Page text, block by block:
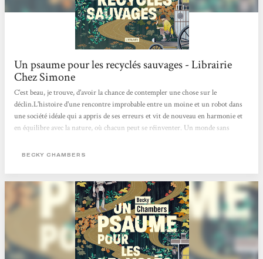
Un psaume pour les recyclés sauvages - Librairie
Chez Simone
C'est beau, je trouve, d'avoir la chance de contempler une chose sur le
déclin.L'histoire d'une rencontre improbable entre un moine et un robot dans
une société idéale qui a appris de ses erreurs et vit de nouveau en harmonie et
en équilibre avec la nature, où chacun peut se réinventer. Un monde sans
beau ! Je recommande :) Charlotte Muxu !!
BECKY CHAMBERS